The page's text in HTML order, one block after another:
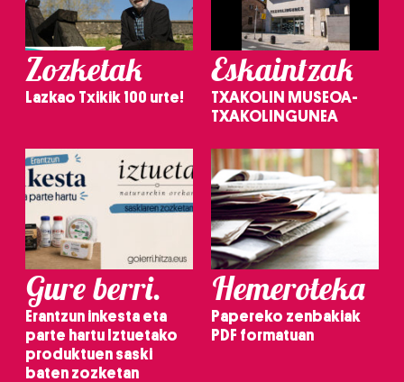
Zozketak
Lazkao Txikik 100 urte!
Eskaintzak
TXAKOLIN MUSEOA-
TXAKOLINGUNEA
Gure berri.
Erantzun inkesta eta
parte hartu Iztuetako
produktuen saski
baten zozketan
Hemeroteka
Papereko zenbakiak
PDF formatuan